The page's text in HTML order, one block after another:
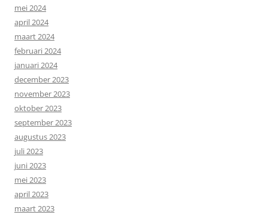
mei 2024
april 2024
maart 2024
februari 2024
januari 2024
december 2023
november 2023
oktober 2023
september 2023
augustus 2023
juli 2023
juni 2023
mei 2023
april 2023
maart 2023